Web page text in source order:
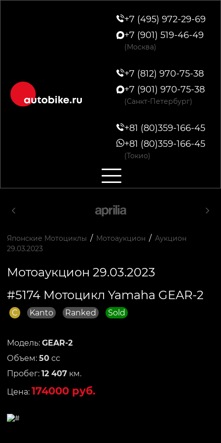
+7 (495) 972-29-69
+7 (901) 519-46-49
(Москва)
+7 (812) 970-75-38
+7 (901) 970-75-38
(Санкт-Петербург)
+81 (80)359-166-45
+81 (80)359-166-45
(Токио)
Японские Мотоциклы / Мотоаукцион / Аукцион
29.03.2023
Мотоаукцион 29.03.2023
#5174 Мотоцикл Yamaha GEAR-2
C Kanto Ranked Sold
Модель: GEAR-2
Объем: 50 сс
Пробег: 12 407 км.
Цена: 174000 руб.